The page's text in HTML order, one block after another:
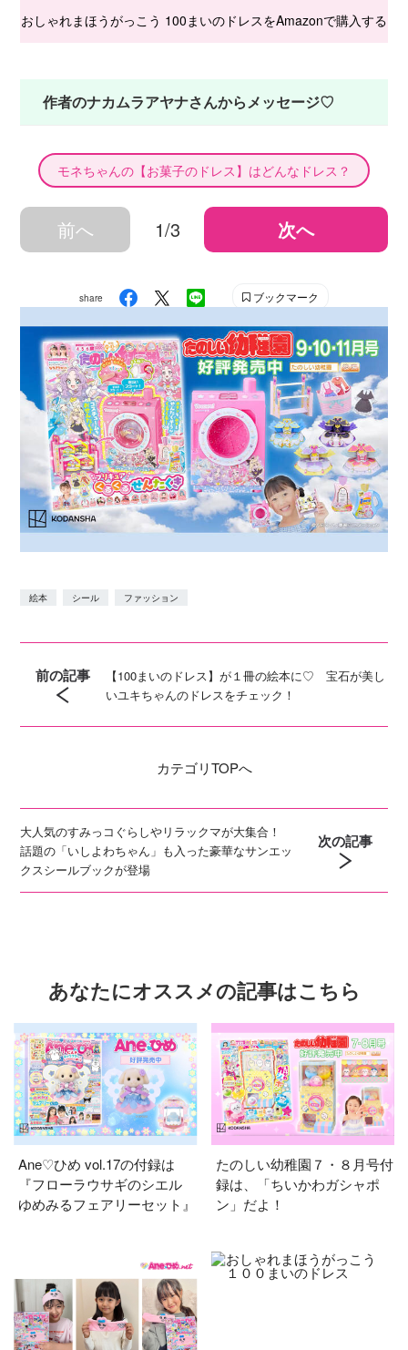
おしゃれまほうがっこう 100まいのドレスをAmazonで購入する
作者のナカムラアヤナさんからメッセージ♡
モネちゃんの【お菓子のドレス】はどんなドレス？
前へ 1/3 次へ
share ブックマーク
絵本 シール ファッション
前の記事
【100まいのドレス】が１冊の絵本に♡ 宝石が美し
いユキちゃんのドレスをチェック！
カテゴリTOPへ
大人気のすみっコぐらしやリラックマが大集合！
話題の「いしよわちゃん」も入った豪華なサンエッ
クスシールブックが登場
次の記事
あなたにオススメの記事はこちら
Ane♡ひめ vol.17の付録は
『フローラウサギのシエル
ゆめみるフェアリーセット』
たのしい幼稚園７・８月号付
録は、「ちいかわガシャポ
ン」だよ！